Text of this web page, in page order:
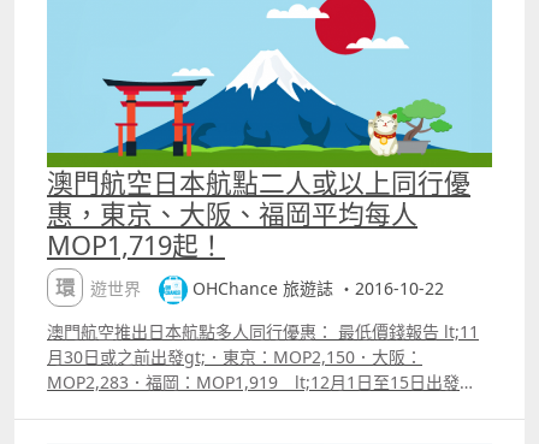
平飛，雖然12月底平飛不多，但不妨一看碰運氣；．平飛自
一月中起就不錯，不過農曆新年前後無平飛；．如果台北跟
北京不買限班，則貴200至300。 附加資訊．在官網搜價
頁面勾選 ldquo;無指定日期3rdquo; 會出心水日子前後3天
的票價，較易找到平飛；．澳門航空票價已包機上餐飲及
20KG 托運行李額。 附註：上述最低價錢為航空公司公
告之最優惠價格，或本站能找到的最低價格；每一航班有否
優惠票價及所存票量由航空公司決定，優惠票量有限售完即
止。 【促銷公司】澳門航空（Air Macau）【搭乘日期】12
月26日至3月28日【販賣時間】已開賣，至11月7日
2359【最長停留】14天（大陸航點） 7天（其
他航點）【航班限制】台北去程限坐NX602 北
httpohchance.inforefairmacau 價錢 Sample ndash; 澳
門飛首爾來回連稅MOP1,946
澳門航空日本航點二人或以上同行優
惠，東京、大阪、福岡平均每人
MOP1,719起！
環遊世界
OHChance 旅遊誌 ・2016-10-22
澳門航空推出日本航點多人同行優惠： 最低價錢報告 lt;11
月30日或之前出發gt;．東京：MOP2,150．大阪：
MOP2,283．福岡：MOP1,919 lt;12月1日至15日出發